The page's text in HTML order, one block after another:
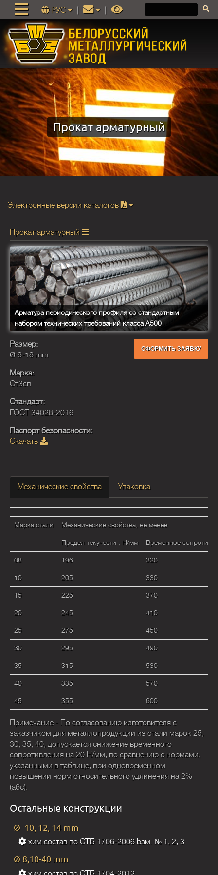
РУС
Прокат арматурный
Электронные версии каталогов
Прокат арматурный
Арматура периодического профиля со стандартным
набором технических требований класса А500
ОФОРМИТЬ ЗАЯВКУ
Размер:
Ø 8-18 mm
Марка:
Ст3сп
Стандарт:
ГОСТ 34028-2016
Паспорт безопасности:
Скачать
Механические свойства Упаковка
Марка стали Механические свойства, не менее
Предел текучести , Н/мм Временное
08 196 320
10 205 330
15 225 370
20 245 410
25 275 450
30 295 490
35 315 530
40 335 570
45 355 600
Примечание - По согласованию изготовителя с
заказчиком для металлопродукции из стали марок 25,
30, 35, 40, допускается снижение временного
сопротивления на 20 Н/мм, по сравнению с нормами,
указанными в таблице, при одновременном
повышении норм относительного удлинения на 2%
(абс).
Остальные конструкции
Ø 10, 12, 14 mm
хим.состав по СТБ 1706-2006 bзм. № 1, 2, 3
Ø 8,10-40 mm